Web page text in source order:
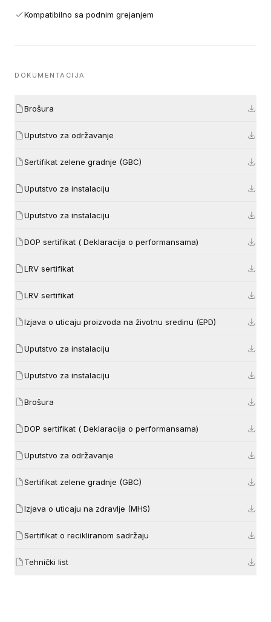
Kompatibilno sa podnim grejanjem
DOKUMENTACIJA
Brošura
Uputstvo za održavanje
Sertifikat zelene gradnje (GBC)
Uputstvo za instalaciju
Uputstvo za instalaciju
DOP sertifikat ( Deklaracija o performansama)
LRV sertifikat
LRV sertifikat
Izjava o uticaju proizvoda na životnu sredinu (EPD)
Uputstvo za instalaciju
Uputstvo za instalaciju
Brošura
DOP sertifikat ( Deklaracija o performansama)
Uputstvo za održavanje
Sertifikat zelene gradnje (GBC)
Izjava o uticaju na zdravlje (MHS)
Sertifikat o recikliranom sadržaju
Tehnički list